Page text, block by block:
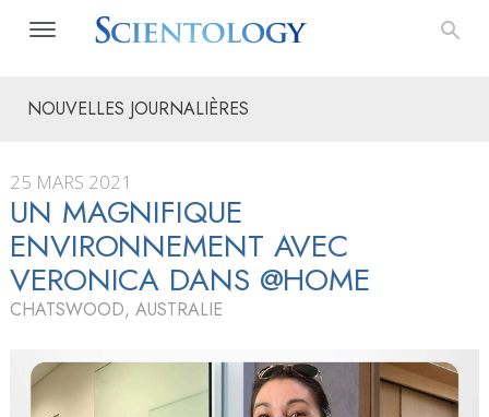
NOUVELLES JOURNALIÈRES
25 MARS 2021
UN MAGNIFIQUE
ENVIRONNEMENT AVEC
VERONICA DANS @HOME
CHATSWOOD, AUSTRALIE